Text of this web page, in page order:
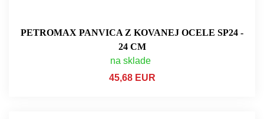
PETROMAX PANVICA Z KOVANEJ OCELE SP24 -
24 CM
na sklade
45,68 EUR